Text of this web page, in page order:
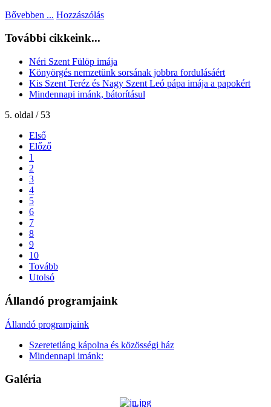
Bővebben ... Hozzászólás
További cikkeink...
Néri Szent Fülöp imája
Könyörgés nemzetünk sorsának jobbra fordulásáért
Kis Szent Teréz és Nagy Szent Leó pápa imája a papokért
Mindennapi imánk, bátorításul
5. oldal / 53
Első
Előző
1
2
3
4
5
6
7
8
9
10
Tovább
Utolsó
Állandó programjaink
Állandó programjaink
Szeretetláng kápolna és közösségi ház
Mindennapi imánk:
Galéria